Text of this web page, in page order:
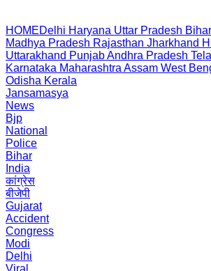
HOMEDelhi Haryana Uttar Pradesh Bihar
Madhya Pradesh Rajasthan Jharkhand
Uttarakhand PunjabAndhra Pradesh
Karnataka Maharashtra Assam West
Odisha Kerala
Jansamasya
News
Bjp
National
Police
Bihar
India
कांग्रेस
बीजेपी
Gujarat
Accident
Congress
Modi
Delhi
Viral